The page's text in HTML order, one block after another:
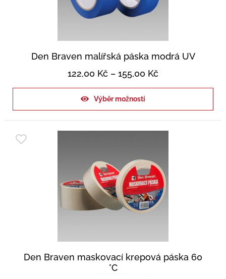
Den Braven malířská páska modrá UV
122,00 Kč – 155,00 Kč
Výběr možností
Den Braven maskovací krepová páska 60
°C